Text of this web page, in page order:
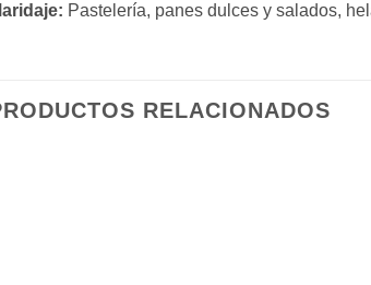
Pastelería, panes dulces y salados,
RELACIONADOS